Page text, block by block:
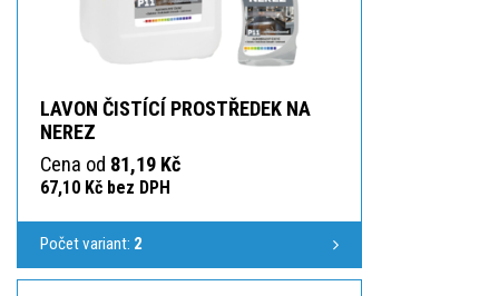
LAVON ČISTÍCÍ PROSTŘEDEK NA
NEREZ
Cena od 81,19 Kč
67,10 Kč bez DPH
Počet variant: 2